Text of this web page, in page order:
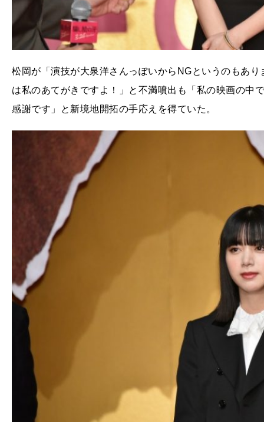
松岡が「演技が大泉洋さんっぽいからNGというのもあ
は私のあてがきですよ！」と不満噴出も「私の映画の中
感謝です」と新境地開拓の手応えを得ていた。